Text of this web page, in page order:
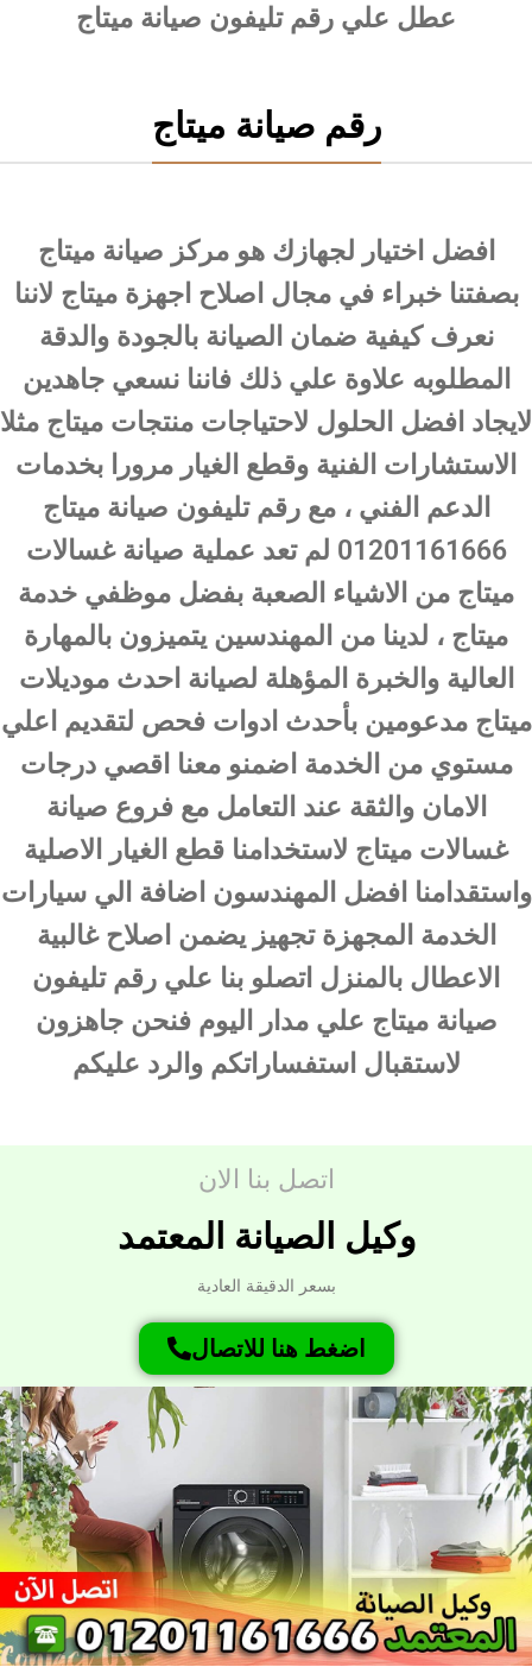
عطل علي رقم تليفون صيانة ميتاج
رقم صيانة ميتاج
افضل اختيار لجهازك هو مركز صيانة ميتاج
بصفتنا خبراء في مجال اصلاح اجهزة ميتاج لاننا
نعرف كيفية ضمان الصيانة بالجودة والدقة
المطلوبه علاوة علي ذلك فاننا نسعي جاهدين
لايجاد افضل الحلول لاحتياجات منتجات ميتاج مثلا
الاستشارات الفنية وقطع الغيار مرورا بخدمات
الدعم الفني ، مع رقم تليفون صيانة ميتاج
01201161666 لم تعد عملية صيانة غسالات
ميتاج من الاشياء الصعبة بفضل موظفي خدمة
ميتاج ، لدينا من المهندسين يتميزون بالمهارة
العالية والخبرة المؤهلة لصيانة احدث موديلات
ميتاج مدعومين بأحدث ادوات فحص لتقديم اعلي
مستوي من الخدمة اضمنو معنا اقصي درجات
الامان والثقة عند التعامل مع فروع صيانة
غسالات ميتاج لاستخدامنا قطع الغيار الاصلية
واستقدامنا افضل المهندسون اضافة الي سيارات
الخدمة المجهزة تجهيز يضمن اصلاح غالبية
الاعطال بالمنزل اتصلو بنا علي رقم تليفون
صيانة ميتاج علي مدار اليوم فنحن جاهزون
لاستقبال استفساراتكم والرد عليكم
اتصل بنا الان
وكيل الصيانة المعتمد
بسعر الدقيقة العادية
اضغط هنا للاتصال